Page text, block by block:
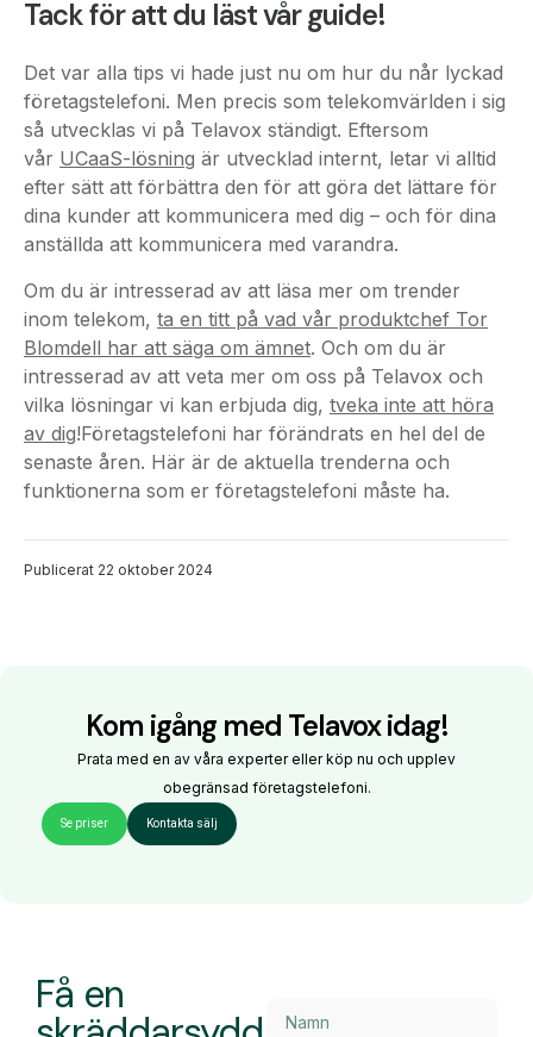
Det var alla tips vi hade just nu om hur du når lyckad
så utvecklas vi på Telavox ständigt. Eftersom
vårUCaaS-lösningär utvecklad internt, letar vi alltid
efter sätt att förbättra den för att göra det lättare för
dina kunder att kommunicera med dig – och för dina
anställda att kommunicera med varandra.
Om du är intresserad av att läsa mer om trender
inom telekom,ta en titt på vad vår produktchef Tor
Blomdell har att säga om ämnet . Och om du är
intresserad av att veta mer om oss på Telavox och
vilka lösningar vi kan erbjuda dig,tveka inte att höra
av dig!Företagstelefoni har förändrats en hel del de
senaste åren. Här är de aktuella trenderna och
funktionerna som er företagstelefoni måste ha.
obegränsad företagstelefoni.
Se priser Kontakta sälj
skräddarsydd
demo och